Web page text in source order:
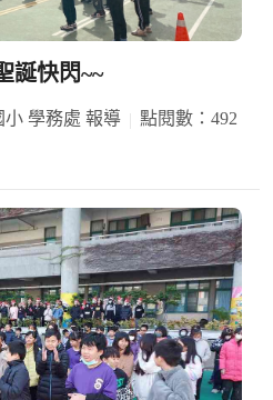
誕快閃~~
小 學務處 報導
點閱數：492